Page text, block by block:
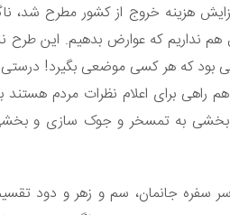
هزینه خروج از کشور مطرح شد،
هم نداریم که عوارض بدهیم. این
بود که هر کسی موضعی بگیرد!
راهی برای اعلام نظرات مردم هستند
بخشی به تمسخر و جوک سازی و
سفره جانمان، سم و زهر و دود